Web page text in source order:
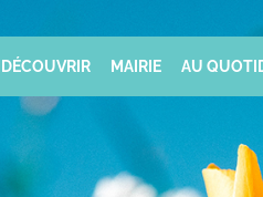
DÉCOUVRIR MAIRIE AU